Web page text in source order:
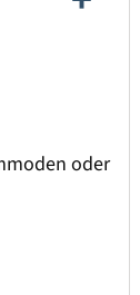
oder